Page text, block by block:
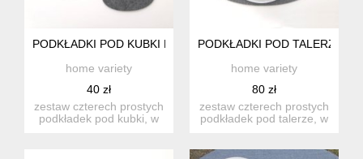
PODKŁADKI POD KUBKI KAMYKI SZARE 4S
home variety
40 zł
zestaw czterech prostych
podkładek pod kubki, w
PODKŁADKI POD TALERZ
home variety
80 zł
zestaw czterech prostych
podkładek pod talerze, w